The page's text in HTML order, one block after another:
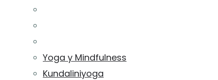
Yoga y Mindfulness
Kundaliniyoga